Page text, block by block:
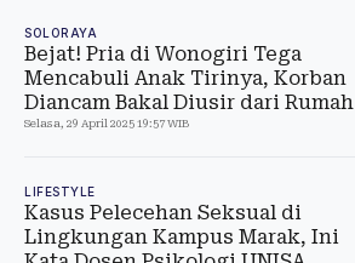
SOLORAYA
Bejat! Pria di Wonogiri Tega
Mencabuli Anak Tirinya, Korban
Diancam Bakal Diusir dari Rumah
Selasa, 29 April 2025 19:57 WIB
LIFESTYLE
Kasus Pelecehan Seksual di
Lingkungan Kampus Marak, Ini